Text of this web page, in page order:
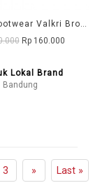
Lvnatica Footwear Valkri Brown | Sendal Jepit Pria Casual
Rp 160.000
Lokal Brand
Bandung
3 » Last »